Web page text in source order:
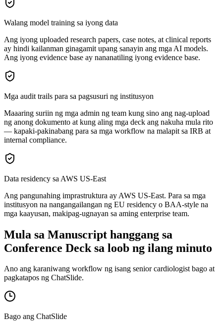
Walang model training sa iyong data
Ang iyong uploaded research papers, case notes, at clinical reports
ay hindi kailanman ginagamit upang sanayin ang mga AI models.
Ang iyong evidence base ay nananatiling iyong evidence base.
Mga audit trails para sa pagsusuri ng institusyon
Maaaring suriin ng mga admin ng team kung sino ang nag-upload
ng anong dokumento at kung aling mga deck ang nakuha mula rito
— kapaki-pakinabang para sa mga workflow na malapit sa IRB at
internal compliance.
Data residency sa AWS US-East
Ang pangunahing imprastruktura ay AWS US-East. Para sa mga
institusyon na nangangailangan ng EU residency o BAA-style na
mga kaayusan, makipag-ugnayan sa aming enterprise team.
Mula sa Manuscript hanggang sa
Conference Deck sa loob ng ilang minuto
Ano ang karaniwang workflow ng isang senior cardiologist bago at
pagkatapos ng ChatSlide.
Bago ang ChatSlide